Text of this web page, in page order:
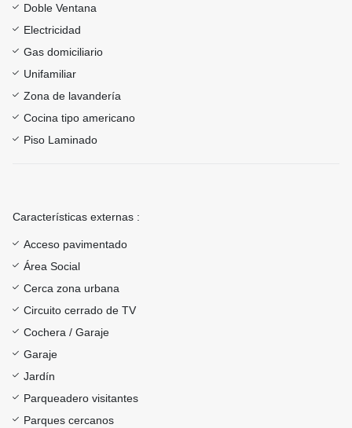
Doble Ventana
Electricidad
Gas domiciliario
Unifamiliar
Zona de lavandería
Cocina tipo americano
Piso Laminado
Características externas :
Acceso pavimentado
Área Social
Cerca zona urbana
Circuito cerrado de TV
Cochera / Garaje
Garaje
Jardín
Parqueadero visitantes
Parques cercanos